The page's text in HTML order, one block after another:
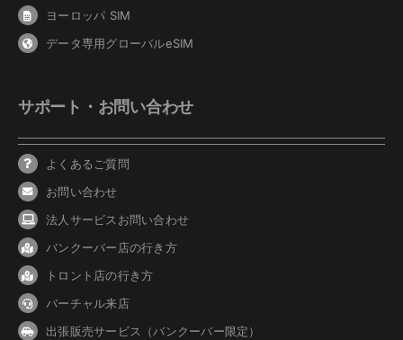
ヨーロッパ SIM
データ専用グローバルeSIM
サポート・お問い合わせ
よくあるご質問
お問い合わせ
法人サービスお問い合わせ
バンクーバー 店の行き方
トロント店の行き方
バーチャル来店
出張販売サービス（バンクーバー限定）